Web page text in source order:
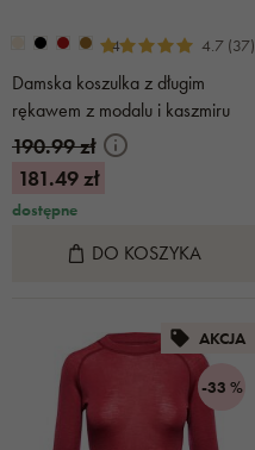
+4 4.7 (37)
Damska koszulka z długim
rękawem z modalu i kaszmiru
czarna
190.99 zł
181.49 zł
dostępne
DO KOSZYKA
AKCJA
-33 %